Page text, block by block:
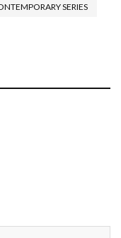
SERIES